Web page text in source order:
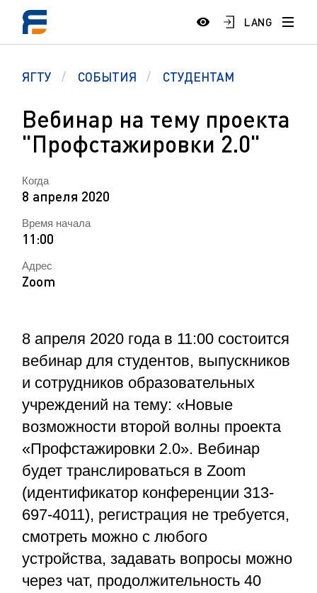
LANG
ЯГТУ СОБЫТИЯ СТУДЕНТАМ
Вебинар на тему проекта
"Профстажировки 2.0"
8 апреля 2020 года в 11:00 состоится
вебинар для студентов, выпускников
и сотрудников образовательных
учреждений на тему: «Новые
возможности второй волны проекта
«Профстажировки 2.0». Вебинар
будет транслироваться в Zoom
(идентификатор конференции 313-
697-4011), регистрация не требуется,
смотреть можно с любого
устройства, задавать вопросы можно
через чат, продолжительность 40
Когда
8 апреля 2020
Время начала
11:00
Адрес
Zoom